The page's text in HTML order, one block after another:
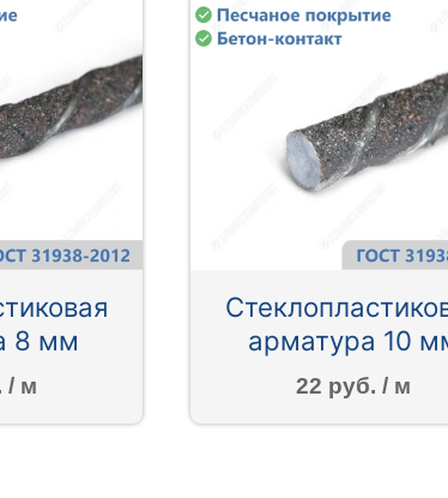
8 мм
/ м
арматура 10
22 руб. / м